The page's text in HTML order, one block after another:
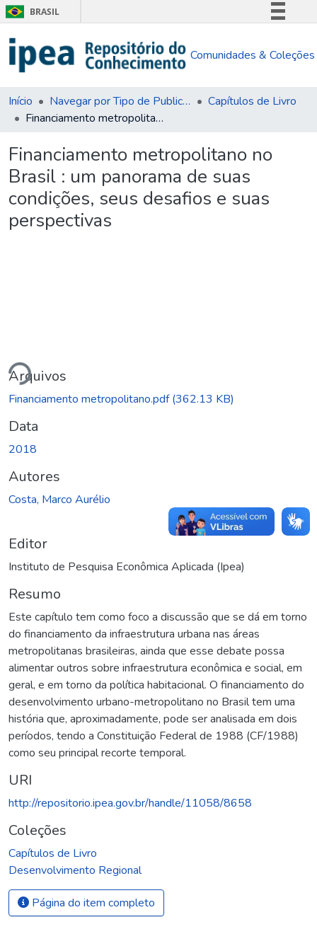
BRASIL
Comunica BR
Acesso à informação
Comunidades & Coleções
Início Navegar por Tipo de Publicação
Capítulos de Livro
Financiamento metropolitano no Brasil : um panorama de suas condições, seus desafios e suas perspectivas
Financiamento metropolitano no
Brasil : um panorama de suas
condições, seus desafios e suas
perspectivas
Arquivos
Financiamento metropolitano.pdf(362.13 KB)
Data
2018
Autores
Costa, Marco Aurélio
Editor
Instituto de Pesquisa Econômica Aplicada (Ipea)
Resumo
Este capítulo tem como foco a discussão que se dá em torno
do financiamento da infraestrutura urbana nas áreas
metropolitanas brasileiras, ainda que esse debate possa
alimentar outros sobre infraestrutura econômica e social, em
geral, e em torno da política habitacional. O financiamento do
desenvolvimento urbano-metropolitano no Brasil tem uma
história que, aproximadamente, pode ser analisada em dois
períodos, tendo a Constituição Federal de 1988 (CF/1988)
como seu principal recorte temporal.
URI
http://repositorio.ipea.gov.br/handle/11058/8658
Coleções
Capítulos de Livro
Desenvolvimento Regional
Página do item completo